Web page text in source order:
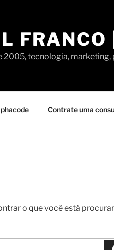
FRANCO
2005, tecnologia,
Contrate uma
o que você está